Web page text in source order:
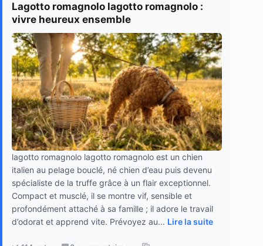
Lagotto romagnolo lagotto romagnolo :
vivre heureux ensemble
lagotto romagnolo lagotto romagnolo est un chien
italien au pelage bouclé, né chien d’eau puis devenu
spécialiste de la truffe grâce à un flair exceptionnel.
Compact et musclé, il se montre vif, sensible et
profondément attaché à sa famille ; il adore le travail
d’odorat et apprend vite. Prévoyez au... Lire la suite